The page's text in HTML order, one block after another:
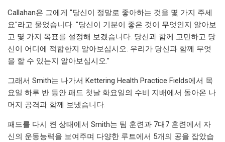
Callahan은 그에게 "당신이 정말로 좋아하는 것을 몇 가지 주세
요"라고 물었습니다. "당신이 기분이 좋은 것이 무엇인지 알아보
고 몇 가지 목표를 설정해 보겠습니다. 당신과 함께 고민하고 당
신이 어디에 적합한지 알아보십시오. 우리가 당신과 함께 무엇
을 할 수 있는지 알아보십시오."
그래서 Smith는 나가서 Kettering Health Practice Fields에서 목
요일 하루 반 동안 패드 첫날 화요일의 수비 지배에서 돌아온 나
머지 공격과 함께 보냈습니다.
패드를 다시 켠 상태에서 Smith는 팀 훈련과 7대7 훈련에서 자
신의 운동능력을 보여주며 다양한 루트에서 5개의 공을 잡았습